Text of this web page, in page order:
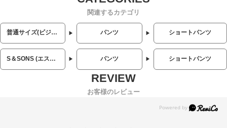
関連するカテゴリ
普通サイズ(ビジネス・カジュアル) パンツ ショートパンツ
S＆SONS (エスアンドサンズ) パンツ ショートパンツ
お客様のレビュー